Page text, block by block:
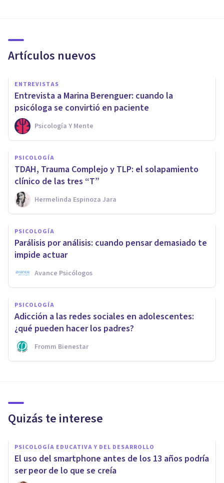
Artículos nuevos
ENTREVISTAS
Entrevista a Marina Berenguer: cuando la
psicóloga se convirtió en paciente
Psicología Y Mente
PSICOLOGÍA
TDAH, Trauma Complejo y TLP: el solapamiento
clínico de las tres “T”
Hermelinda Espinoza Jara
PSICOLOGÍA
Parálisis por análisis: cuando pensar demasiado te
impide actuar
Avance Psicólogos
PSICOLOGÍA
Adicción a las redes sociales en adolescentes:
¿qué pueden hacer los padres?
Fromm Bienestar
Quizás te interese
PSICOLOGÍA EDUCATIVA Y DEL DESARROLLO
El uso del smartphone antes de los 13 años podría
ser peor de lo que se creía